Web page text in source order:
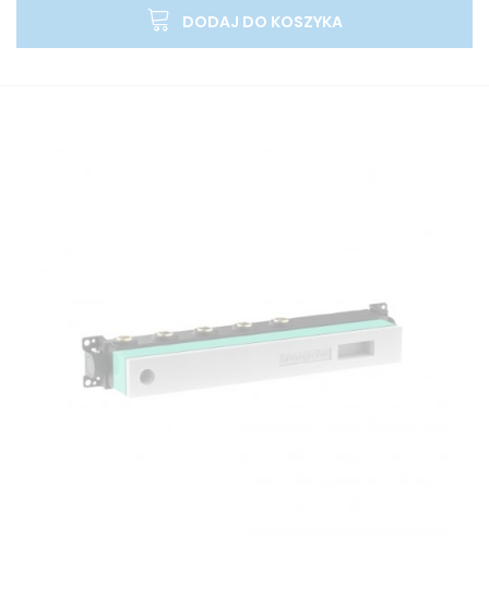
DODAJ DO KOSZYKA